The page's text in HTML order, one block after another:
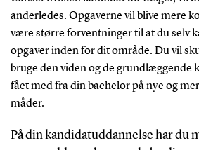
anderledes. Opgaverne vil blive mere
være større forventninger til at du selv
opgaver inden for dit område. Du vil
bruge den viden og de grundlæggende
fået med fra din bachelor på nye og
måder.
På din kandidatuddannelse har du